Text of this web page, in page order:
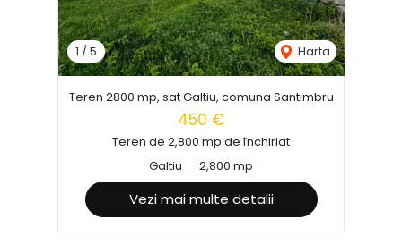
1 / 5 Harta
Teren 2800 mp, sat Galtiu, comuna Santimbru
450 €
Teren de 2,800 mp de închiriat
Galtiu
2,800 mp
Vezi mai multe detalii